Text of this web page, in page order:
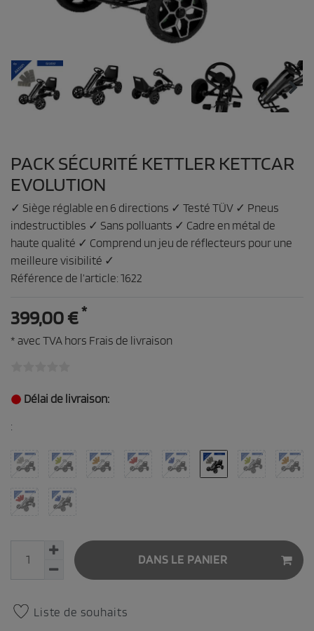
PACK SÉCURITÉ KETTLER KETTCAR
EVOLUTION
✓ Siège réglable en 6 directions ✓ Testé TÜV ✓ Pneus
indestructibles ✓ Sans polluants ✓ Cadre en métal de
haute qualité ✓ Comprend un jeu de réflecteurs pour une
meilleure visibilité ✓
Référence de l’article: 1622
399,00 €*
* avec TVA hors Frais de livraison
Délai de livraison:
:
DANS LE PANIER
Liste de souhaits